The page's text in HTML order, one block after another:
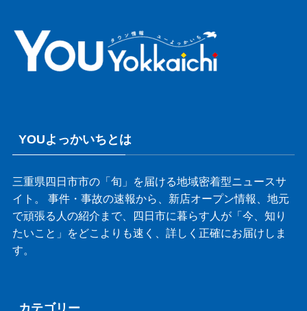
YOUよっかいちとは
三重県四日市市の「旬」を届ける地域密着型ニュースサ
イト。 事件・事故の速報から、新店オープン情報、地元
で頑張る人の紹介まで、四日市に暮らす人が「今、知り
たいこと」をどこよりも速く、詳しく正確にお届けしま
す。
カテゴリー